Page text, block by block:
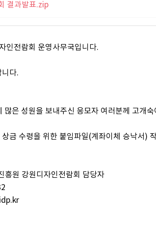
결과발표.zip
인전람회 운영사무국입니다.
다.
많은 성원을 보내주신 응모자 여러분께 고개
상금 수령을 위한 붙임파일(계좌이체 승낙서
흥원 강원디자인전람회 담당자